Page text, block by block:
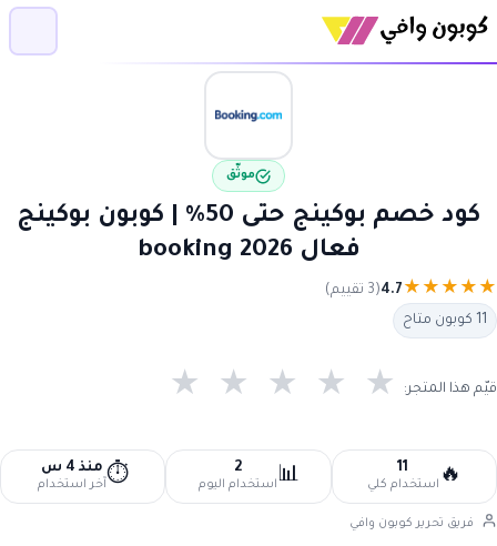
موثّق
كود خصم بوكينج حتى 50% | كوبون بوكينج
فعال 2026 booking
★
★
★
★
★
4.7(3 تقييم)
11 كوبون متاح
قيّم هذا المتجر: ★ ★ ★ ★ ★
🔥
11
استخدام كلي 📊
2
استخدام اليوم ⏱️ منذ 4 س
آخر استخدام
فريق تحرير كوبون وافي